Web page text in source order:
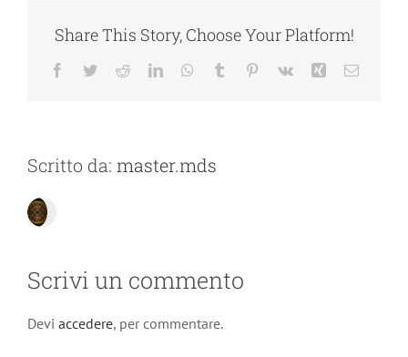
Share This Story, Choose Your Platform!
Facebook
TwitterRedditLinkedInWhatsApp
Tumblr Pinterest
Vk Xing Email
Scritto da: master.mds
Scrivi un commento
Devi accedere, per commentare.